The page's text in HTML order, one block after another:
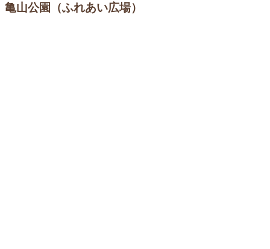
亀山公園（ふれあい広場）